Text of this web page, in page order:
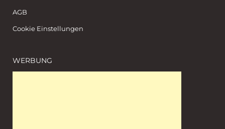
AGB
Cookie Einstellungen
WERBUNG